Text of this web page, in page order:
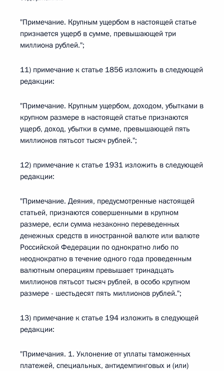
"Примечание. Крупным ущербом в настоящей статье
признается ущерб в сумме, превышающей три
миллиона рублей.";
11) примечание к статье 1856 изложить в следующей
редакции:
"Примечание. Крупным ущербом, доходом, убытками в
крупном размере в настоящей статье признаются
ущерб, доход, убытки в сумме, превышающей пять
миллионов пятьсот тысяч рублей.";
12) примечание к статье 1931 изложить в следующей
редакции:
"Примечание. Деяния, предусмотренные настоящей
статьей, признаются совершенными в крупном
размере, если сумма незаконно переведенных
денежных средств в иностранной валюте или валюте
Российской Федерации по однократно либо по
неоднократно в течение одного года проведенным
валютным операциям превышает тринадцать
миллионов пятьсот тысяч рублей, в особо крупном
размере - шестьдесят пять миллионов рублей.";
13) примечание к статье 194 изложить в следующей
редакции:
"Примечания. 1. Уклонение от уплаты таможенных
платежей, специальных, антидемпинговых и (или)